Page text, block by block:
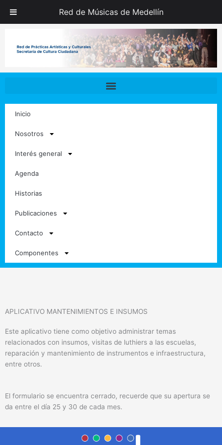
Red de Músicas de Medellín
Inicio
Nosotros
Interés general
Agenda
Historias
Publicaciones
Contacto
Componentes
APLICATIVO MANTENIMIENTOS E INSUMOS
Este aplicativo tiene como objetivo administrar temas
relacionados con insumos, visitas de luthiers a las escuelas,
reparación y mantenimiento de instrumentos e infraestructura,
entre otros.
El formulario se encuentra cerrado, recuerde que su apertura se
da entre el día 25 y 30 de cada mes.